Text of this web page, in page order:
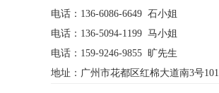
电话：136-6086-6649 石小姐
电话：136-5094-1199 马小姐
电话：159-9246-9855 旷先生
地址：广州市花都区红棉大道南3号101